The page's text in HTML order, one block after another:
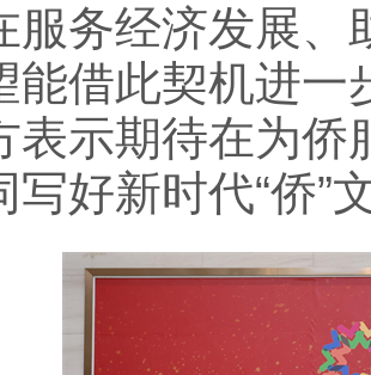
服务经济发展、
能借此契机进
表示期待在为
写好新时代“侨”